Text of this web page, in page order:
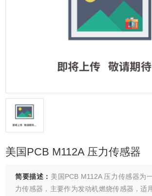
美国PCB M112A 压力传感器
简要描述： 美国PCB M112A 压力传感器为
力传感器，主要作为发动机燃烧传感器，适